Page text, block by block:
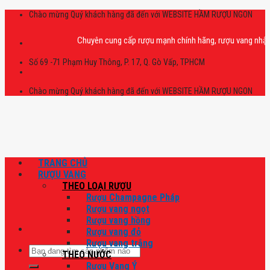
Skip
Chào mừng Quý khách hàng đã đến với WEBSITE HẦM RƯỢU NGON
Chuyên cung cấp rượu mạnh chính hãng, rượu vang nhập
Số 69 -71 Phạm Huy Thông, P. 17, Q. Gò Vấp, TPHCM
Chào mừng Quý khách hàng đã đến với WEBSITE HẦM RƯỢU NGON
Tìm
kiếm:
TRANG CHỦ
RƯỢU VANG
THEO LOẠI RƯỢU
Rượu Champagne Pháp
Rượu vang ngọt
Rượu vang hồng
Rượu vang đỏ
Rượu vang trắng
THEO NƯỚC
Rượu Vang Ý